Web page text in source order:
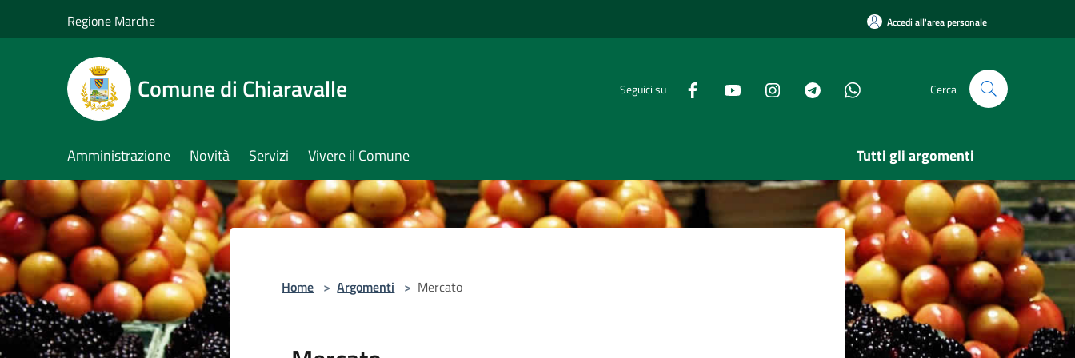
Regione Marche Accedi all'area personale
Comune di Chiaravalle Seguici su Cerca
Amministrazione Novità Servizi Vivere il Comune Tutti gli argomenti
Home > Argomenti > Mercato